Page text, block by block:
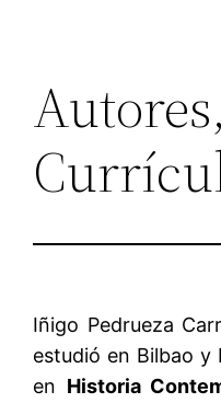
Autores,
Iñigo Pedrueza
estudió en Bilbao y
en Historia